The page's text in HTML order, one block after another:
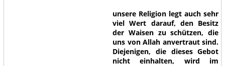
unsere Religion legt auch sehr
viel Wert darauf, den Besitz
der Waisen zu schützen, die
uns von Allah anvertraut sind.
Diejenigen, die dieses Gebot
nicht einhalten, wird im